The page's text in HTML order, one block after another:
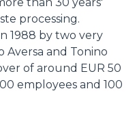
processing.
1988 by two very
and Tonino
of around EUR 50
employees and 100